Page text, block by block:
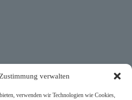
verwalten
verwenden wir Technologien wie Cookies,